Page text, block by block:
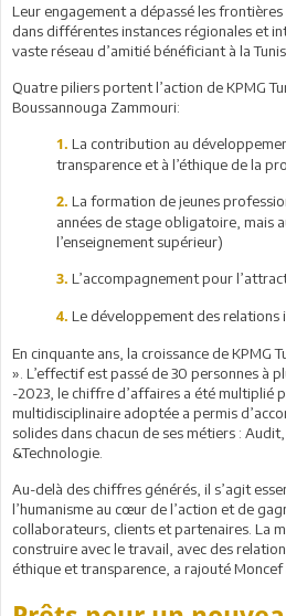
Leur engagement a dépassé les
dans différentes instances régionales et
vaste réseau d’amitié bénéficiant à la
Quatre piliers portent l’action de KPMG
Boussannouga Zammouri:
1. La contribution au
transparence et à l’éthique de la
2. La formation de jeunes
années de stage obligatoire, mais
l’enseignement supérieur)
3. L’accompagnement pour
4. Le développement des relations
En cinquante ans, la croissance de KPMG
». L’effectif est passé de 30 personnes à
-2023, le chiffre d’affaires a été multiplié
multidisciplinaire adoptée a permis
solides dans chacun de ses métiers :
&Technologie.
Au-delà des chiffres générés, il s’agit
l’humanisme au cœur de l’action et de
collaborateurs, clients et partenaires. La
construire avec le travail, avec des
éthique et transparence, a rajouté